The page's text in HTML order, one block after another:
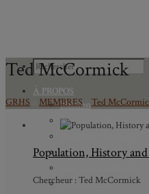
À PROPOS
Mission
Programmation
Membres étudiants
Diplômé.e.s
Ted McCormick
GRHS MEMBRES>Ted
Population, History
Chercheur : Ted McCormick